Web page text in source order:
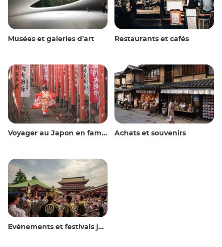
Musées et galeries d'art Restaurants et cafés
Voyager au Japon en famille Achats et souvenirs
Evénements et festivals japonais